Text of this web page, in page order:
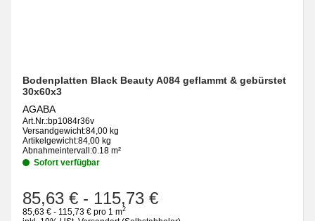
Bodenplatten Black Beauty A084 geflammt & gebürstet
30x60x3
AGABA
Art.Nr.:bp1084r36v
Versandgewicht:84,00 kg
Artikelgewicht:84,00 kg
Abnahmeintervall:0.18 m²
Sofort verfügbar
85,63 € - 115,73 €
85,63 € - 115,73 € pro 1 m2